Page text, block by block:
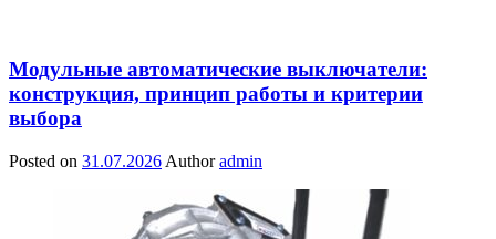
Модульные автоматические выключатели:
конструкция, принцип работы и критерии
выбора
Posted on 31.07.2026 Author admin